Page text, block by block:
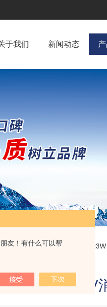
友！有什么可以帮
于我们 新闻动态
3.7V消防员头盔佩戴电量显示3W
强光手电